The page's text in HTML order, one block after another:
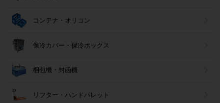
コンテナ・オリコン
保冷カバー・保冷ボックス
梱包機・封函機
リフター・ハンドパレット